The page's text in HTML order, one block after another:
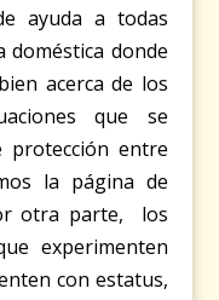
ayuda a todas
doméstica donde
acerca de los
que se
protección entre
la página de
otra parte, los
experimenten
con estatus,